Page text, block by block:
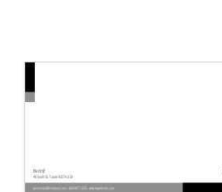
your.email@company.com - 608-967-1020 - www.mywebsite.com
48 South St. Tulare 93274.0 CA
Bedrijf